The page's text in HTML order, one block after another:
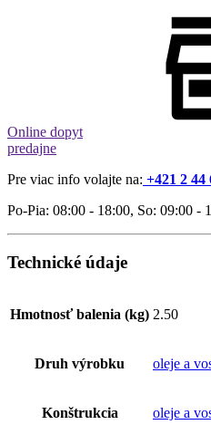
Online dopyt
predajne
Pre viac info volajte na: +421 2 44
Po-Pia: 08:00 - 18:00, So: 09:00 -
Technické údaje
Hmotnosť balenia (kg) 2.50
Druh výrobku oleje a
Konštrukcia oleje a